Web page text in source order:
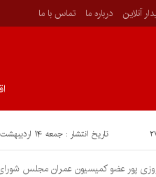
آنلاین درباره ما تماس با ما
تاریخ انتشار : جمعه ۱۴ اردیبهشت ۱۴۰۳ - ۱۴:۵۶
پور عضو کمیسیون عمران مجلس